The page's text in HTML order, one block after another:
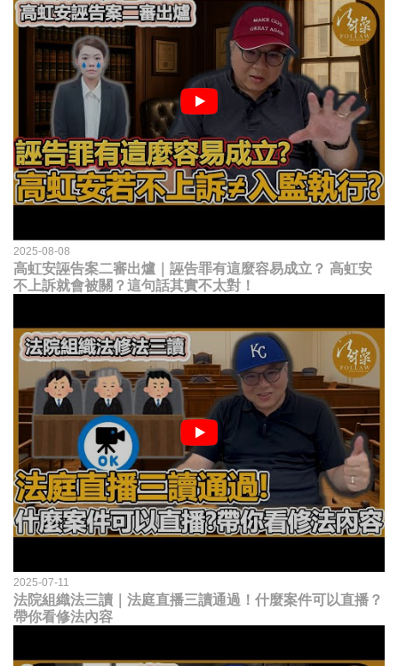
2025-08-08
高虹安誣告案二審出爐｜誣告罪有這麼容易成立？ 高虹安
不上訴就會被關？這句話其實不太對！
2025-07-11
法院組織法三讀｜法庭直播三讀通過！什麼案件可以直播？
帶你看修法內容